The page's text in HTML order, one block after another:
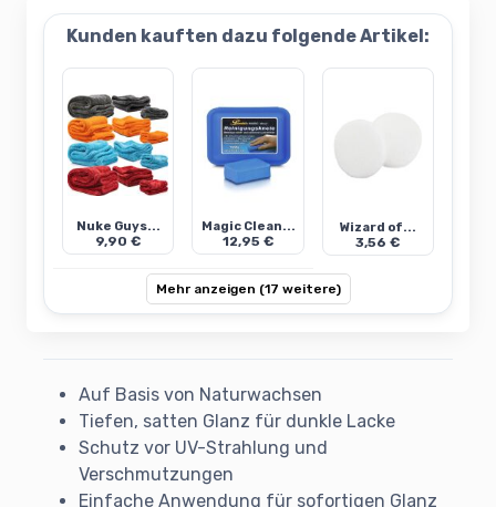
Kunden kauften dazu folgende Artikel:
Nuke Guys...
9,90 €
Magic Clean...
12,95 €
Wizard of...
3,56 €
Mehr anzeigen (17 weitere)
Auf Basis von Naturwachsen
Tiefen, satten Glanz für dunkle Lacke
Schutz vor UV-Strahlung und
Verschmutzungen
Einfache Anwendung für sofortigen Glanz